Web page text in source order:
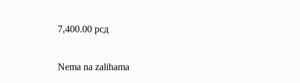
7,400.00 рсд
Nema na zalihama